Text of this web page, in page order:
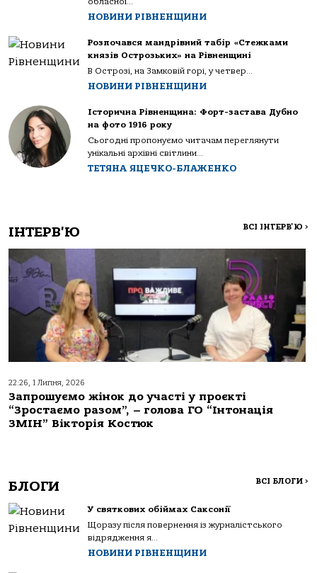
НОВИНИ РІВНЕНЩИНИ
Розпочався мандрівний табір «Стежками
князів Острозьких» на Рівненщині
В Острозі, на Замковій горі, у четвер...
НОВИНИ РІВНЕНЩИНИ
Історична Рівненщина: Форт-застава Дубно
на фото 1916 року
Сьогодні пропонуємо читачам переглянути
унікальні архівні світлини...
ТЕТЯНА ЯЦЕЧКО-БЛАЖЕНКО
ІНТЕРВ'Ю ВСІ ІНТЕРВ'Ю >
22:26, 1 Липня, 2026
Запрошуємо жінок до участі у проєкті
“Зростаємо разом”, – голова ГО “Інтонація
ЗМІН” Вікторія Костюк
БЛОГИ ВСІ БЛОГИ >
У святкових обіймах Саксонії
Щоразу після повернення із журналістського
відрядження я...
НОВИНИ РІВНЕНЩИНИ